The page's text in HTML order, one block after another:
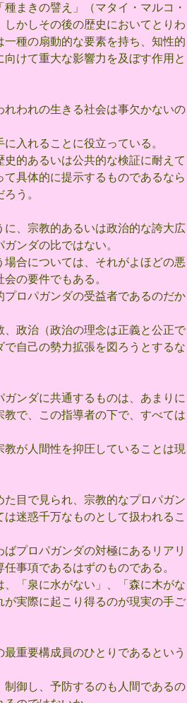
まきの譬え」（マタイ・マルコ・
かしその後の歴史においてとりわ
種の扇動的な要素を持ち、知性的
けて重大な影響力を及ぼす作用と
われの生きる社会は事欠かないの
入れることに役立っている。
的あるいは公共的な検証に耐えて
具体的に提示するものであるなら
う。
、宗教的あるいは政治的な誇大広
ンダの比ではない。
合については、それがよほどの悪
の要件でもある。
ロパガンダの受益者であるのだか
政治（政治の理念は正義と公正で
自己の勢力拡張を図ろうとするな
ンダに共通するものは、あまりに
で、この指導者の下で、すべては
が人間性を抑圧していることは現
目で見られ、宗教的なプロパガン
迷惑千万なものとして扱われるこ
プロパガンダの対極にあるリアリ
事項であるはずのものである。
「泉に水がない」、「森に木がな
実際に起こり得るのが現実の手ご
重要構成員のひとりであるという
御し、予防するのも人間であるの